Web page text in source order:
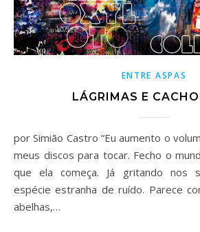
ENTRE ASPAS
LÁGRIMAS E
por Simião Castro “Eu aumento o volume da música. Coloco
meus discos para tocar. Fecho o
que ela começa. Já gritando nos
espécie estranha de ruído. Parece
abelhas,…